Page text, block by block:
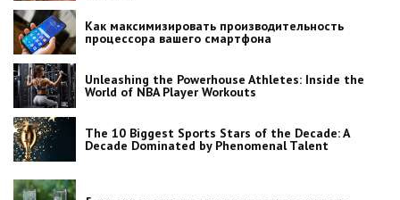
Как максимизировать производительность
процессора вашего смартфона
Unleashing the Powerhouse Athletes: Inside the
World of NBA Player Workouts
The 10 Biggest Sports Stars of the Decade: A
Decade Dominated by Phenomenal Talent